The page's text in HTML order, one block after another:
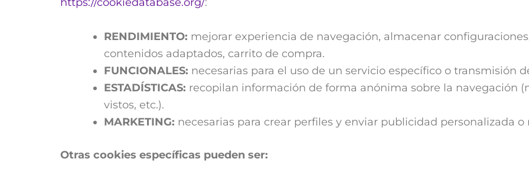
RENDIMIENTO: mejorar experiencia de navegación, almacenar
contenidos adaptados, carrito de compra.
FUNCIONALES: necesarias para el uso de un servicio específico o transmisión
ESTADÍSTICAS: recopilan información de forma anónima sobre la navegación
vistos, etc.).
MARKETING: necesarias para crear perfiles y enviar publicidad personalizada
Otras cookies específicas pueden ser: